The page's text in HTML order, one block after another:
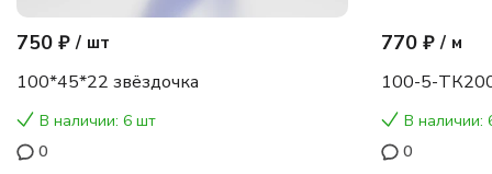
750 ₽ / шт
100*45*22 звёздочка
В наличии: 6 шт
0
770 ₽ / м
100-5-
В наличии:
0